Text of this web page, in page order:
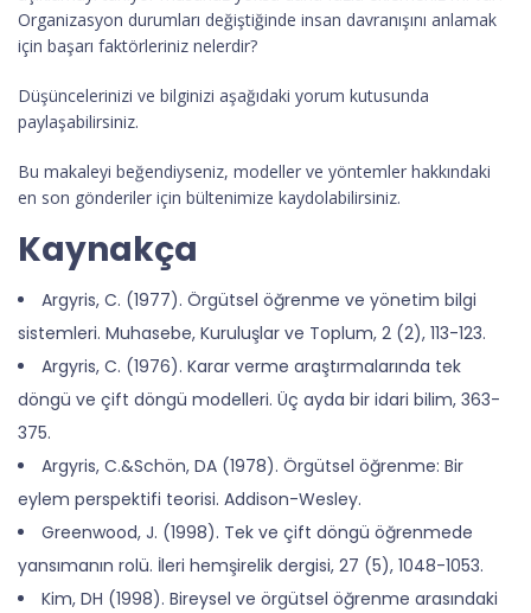
Organizasyon durumları değiştiğinde insan davranışını anlamak
için başarı faktörleriniz nelerdir?
Düşüncelerinizi ve bilginizi aşağıdaki yorum kutusunda
paylaşabilirsiniz.
Bu makaleyi beğendiyseniz, modeller ve yöntemler hakkındaki
en son gönderiler için bültenimize kaydolabilirsiniz.
Kaynakça
Argyris, C. (1977). Örgütsel öğrenme ve yönetim bilgi
sistemleri. Muhasebe, Kuruluşlar ve Toplum, 2 (2), 113-123.
Argyris, C. (1976). Karar verme araştırmalarında tek
döngü ve çift döngü modelleri. Üç ayda bir idari bilim, 363-
375.
Argyris, C.&Schön, DA (1978). Örgütsel öğrenme: Bir
eylem perspektifi teorisi. Addison-Wesley.
Greenwood, J. (1998). Tek ve çift döngü öğrenmede
yansımanın rolü. İleri hemşirelik dergisi, 27 (5), 1048-1053.
Kim, DH (1998). Bireysel ve örgütsel öğrenme arasındaki